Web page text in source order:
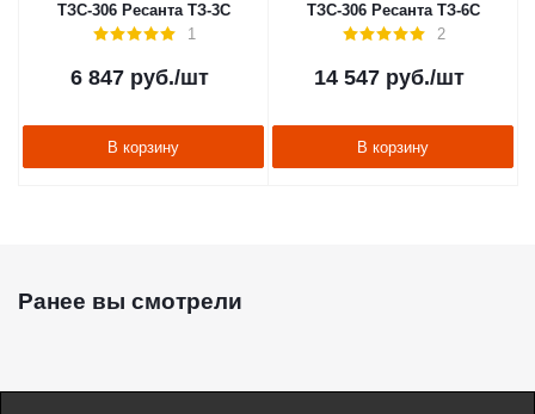
ТЗС-306 Ресанта ТЗ-3С
1
6 847руб./шт
В корзину
ТЗС-306 Ресанта ТЗ-6С
2
14 547руб./шт
В корзину
Ранее вы смотрели